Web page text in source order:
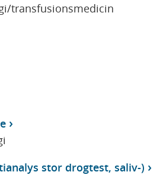
transfusionsmedicin
stor drogtest, saliv-)